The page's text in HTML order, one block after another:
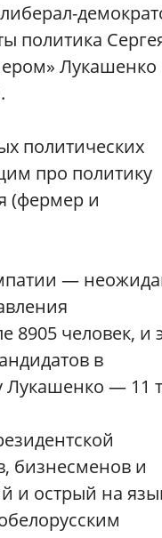
политика
Лукашенко
политических
про политику
(фермер и
—
8905 человек, и
в
Лукашенко — 11
бизнесменов и
и острый на